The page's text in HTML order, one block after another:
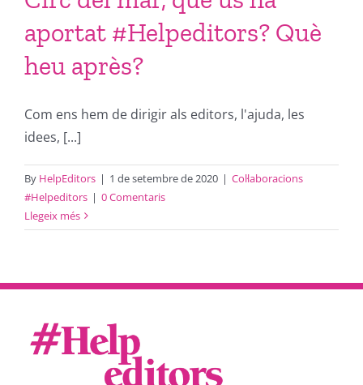
aportat #Helpeditors? Què
heu après?
Com ens hem de dirigir als editors, l'ajuda, les
idees, [...]
By HelpEditors | 1 de setembre de 2020 | Col·laboracions
#Helpeditors | 0 Comentaris
Llegeix més